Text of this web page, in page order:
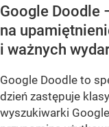
Google Doodle
na
i ważnych
Google Doodle to
dzień zastępuje
wyszukiwarki